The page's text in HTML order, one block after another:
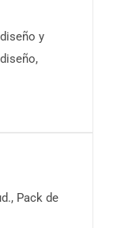
y
Pack de